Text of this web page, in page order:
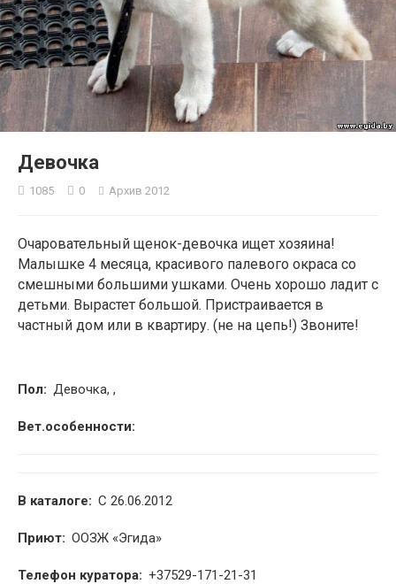
Девочка
1085 0 Архив 2012
Очаровательный щенок-девочка ищет хозяина!
Малышке 4 месяца, красивого палевого окраса со
смешными большими ушками. Очень хорошо ладит с
детьми. Вырастет большой. Пристраивается в
частный дом или в квартиру. (не на цепь!) Звоните!
Пол: Девочка, ,
Вет.особенности:
В каталоге: С 26.06.2012
Приют: ООЗЖ «Эгида»
Телефон куратора: +37529-171-21-31